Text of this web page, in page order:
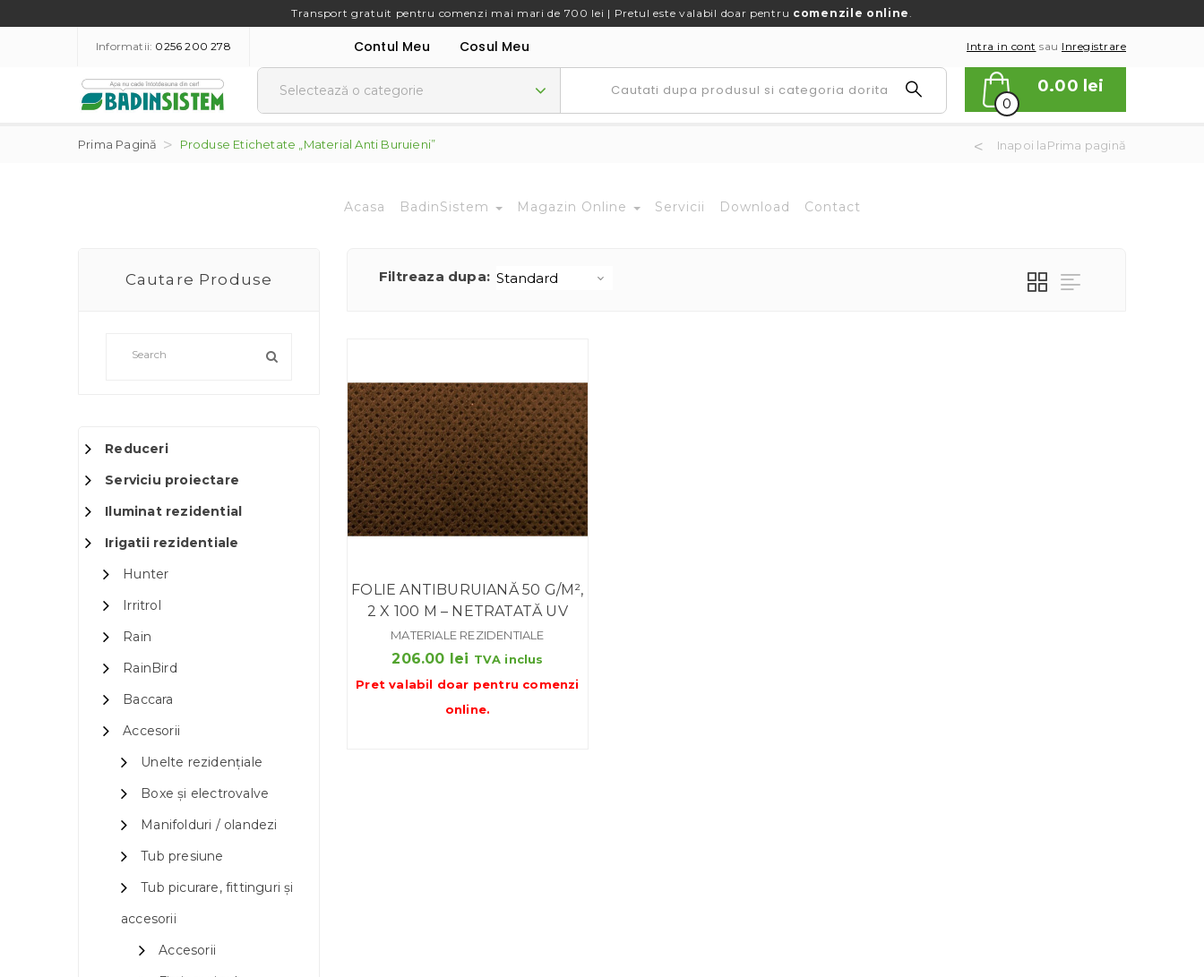
Transport gratuit pentru comenzi mai mari de 700 lei | Pretul este valabil doar pentru comenzile online.
Informatii: 0256 200 278 Contul Meu Cosul Meu Intra in cont sau Inregistrare
0
0.00 lei
Prima Pagină Produse Etichetate „material Anti Buruieni” Inapoi laPrima pagină
Acasa BadinSistem Magazin Online Servicii Download Contact
Cautare Produse
Reduceri
Serviciu proiectare
Iluminat rezidential
Irigatii rezidentiale
Hunter
Irritrol
Rain
RainBird
Baccara
Accesorii
Unelte rezidențiale
Boxe și electrovalve
Manifolduri / olandezi
Tub presiune
Tub picurare, fittinguri și
accesorii
Accesorii
Filtreaza dupa:
FOLIE ANTIBURUIANĂ 50 G/M²,
2 X 100 M – NETRATATĂ UV
MATERIALE REZIDENTIALE
206.00 lei TVA inclus
Pret valabil doar pentru comenzi
online.